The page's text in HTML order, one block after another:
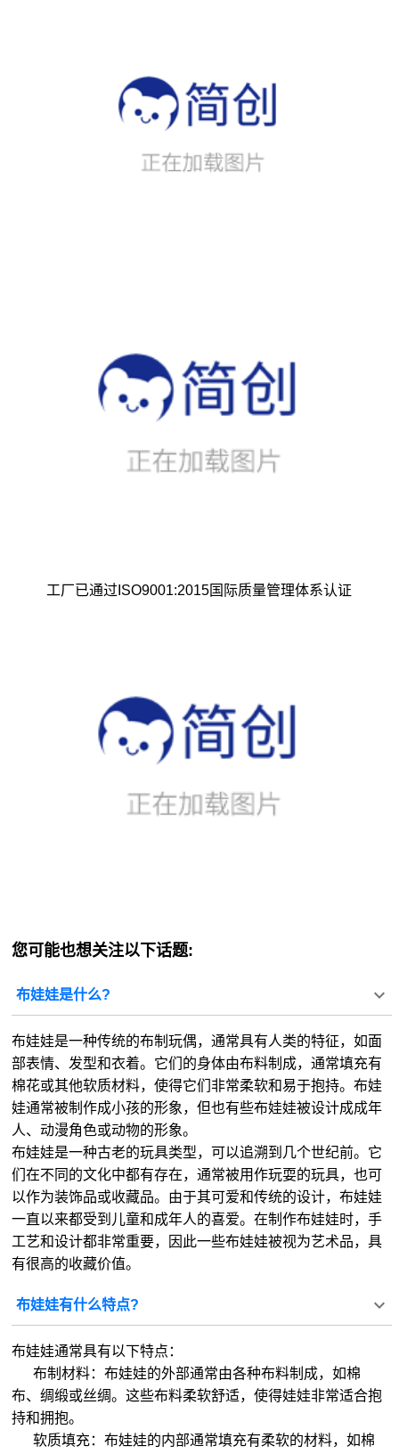
工厂已通过ISO9001:2015国际质量管理体系认证
您可能也想关注以下话题:
布娃娃是什么?
布娃娃是一种传统的布制玩偶，通常具有人类的特征，如面
部表情、发型和衣着。它们的身体由布料制成，通常填充有
棉花或其他软质材料，使得它们非常柔软和易于抱持。布娃
娃通常被制作成小孩的形象，但也有些布娃娃被设计成成年
人、动漫角色或动物的形象。
布娃娃是一种古老的玩具类型，可以追溯到几个世纪前。它
们在不同的文化中都有存在，通常被用作玩耍的玩具，也可
以作为装饰品或收藏品。由于其可爱和传统的设计，布娃娃
一直以来都受到儿童和成年人的喜爱。在制作布娃娃时，手
工艺和设计都非常重要，因此一些布娃娃被视为艺术品，具
有很高的收藏价值。
布娃娃有什么特点?
布娃娃通常具有以下特点：
布制材料：布娃娃的外部通常由各种布料制成，如棉
布、绸缎或丝绸。这些布料柔软舒适，使得娃娃非常适合抱
持和拥抱。
软质填充：布娃娃的内部通常填充有柔软的材料，如棉